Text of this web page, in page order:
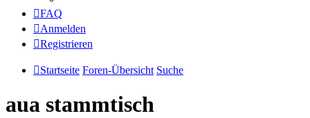
FAQ
Anmelden
Registrieren
Startseite Foren-Übersicht Suche
aua stammtisch